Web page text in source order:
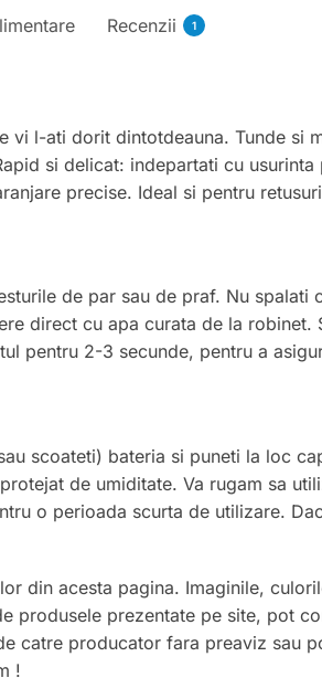
Recenzii 1
vi l-ati dorit dintotdeauna. Tunde si
si delicat: indepartati cu
precise. Ideal si pentru
de par sau de praf. Nu spalati
direct cu apa curata de la robinet.
pentru 2-3 secunde, pentru a
scoateti) bateria si puneti la loc
de umiditate. Va rugam sa
o perioada scurta de utilizare.
din acesta pagina. Imaginile,
prezentate pe site, pot
catre producator fara preaviz sau
!